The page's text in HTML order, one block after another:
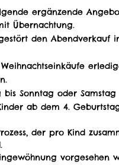
ergänzende
Übernachtung.
den Abendverkauf
Sonntag oder Samstag
ab dem 4.
der pro Kind
vorgesehen